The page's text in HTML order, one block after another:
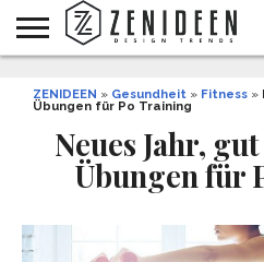
INNENDESIGN
ARCHITEKTUR
GARTEN
UND
LIFESTYLE
DEKO
&
DIY
STYLE
REZEPTE
GESUNDHEIT
WEIHNACHTEN
ZENIDEEN » Gesundheit » Fitness »
Übungen für Po Training
Neues Jahr,
Übungen für